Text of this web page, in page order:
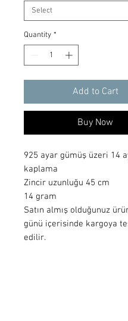
Quantity *
Add to Cart
Buy Now
925 ayar gümüş üzeri 14
kaplama
Zincir uzunluğu 45 cm
14 gram
Satın almış olduğunuz
günü içerisinde kargoya
edilir.